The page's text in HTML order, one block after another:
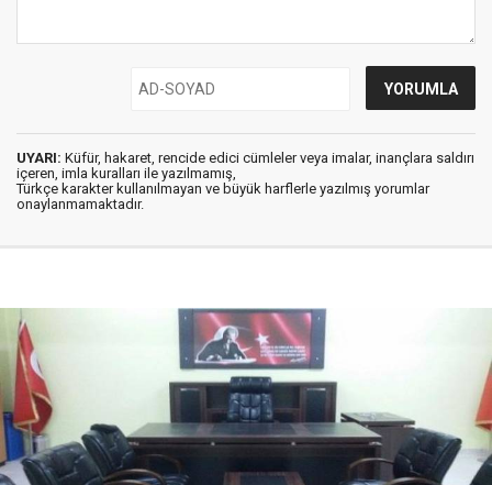
UYARI: Küfür, hakaret, rencide edici cümleler veya imalar, inançlara saldırı
içeren, imla kuralları ile yazılmamış,
Türkçe karakter kullanılmayan ve büyük harflerle yazılmış yorumlar
onaylanmamaktadır.